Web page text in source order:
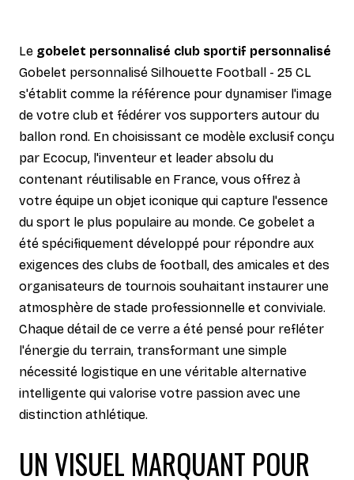
Le gobelet personnalisé club sportif personnalisé
Gobelet personnalisé Silhouette Football - 25 CL
s'établit comme la référence pour dynamiser l'image
de votre club et fédérer vos supporters autour du
ballon rond. En choisissant ce modèle exclusif conçu
par Ecocup, l'inventeur et leader absolu du
contenant réutilisable en France, vous offrez à
votre équipe un objet iconique qui capture l'essence
du sport le plus populaire au monde. Ce gobelet a
été spécifiquement développé pour répondre aux
exigences des clubs de football, des amicales et des
organisateurs de tournois souhaitant instaurer une
atmosphère de stade professionnelle et conviviale.
Chaque détail de ce verre a été pensé pour refléter
l'énergie du terrain, transformant une simple
nécessité logistique en une véritable alternative
intelligente qui valorise votre passion avec une
distinction athlétique.
UN VISUEL MARQUANT POUR